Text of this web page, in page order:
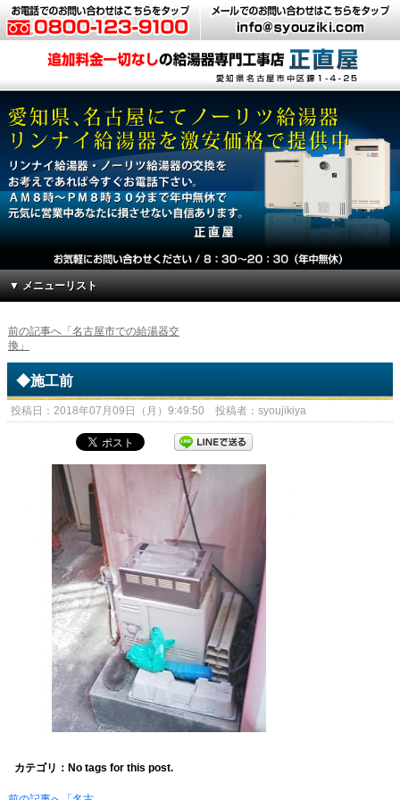
▼ メニューリスト
前の記事へ「名古屋市での給湯器交
換」
◆施工前
投稿日：2018年07月09日（月）9:49:50 投稿者：syoujikiya
カテゴリ：No tags for this post.